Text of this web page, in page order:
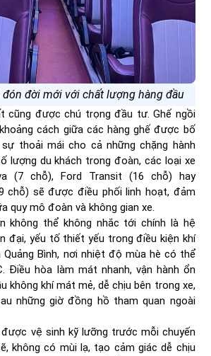
đón đời mới với chất lượng hàng đầu
cũng được chú trọng đầu tư. Ghế ngồi
cách giữa các hàng ghế được bố
thoải mái cho cả những chặng hành
lượng du khách trong đoàn, các loại xe
(7 chỗ), Ford Transit (16 chỗ) hay
chỗ) sẽ được điều phối linh hoạt, đảm
quy mô đoàn và không gian xe.
không thể không nhắc tới chính là hệ
đại, yếu tố thiết yếu trong điều kiện khí
Quảng Bình, nơi nhiệt độ mùa hè có thể
Điều hòa làm mát nhanh, vận hành ổn
không khí mát mẻ, dễ chịu bên trong xe,
những giờ đồng hồ tham quan ngoài
vệ sinh kỹ lưỡng trước mỗi chuyến
không có mùi lạ, tạo cảm giác dễ chịu